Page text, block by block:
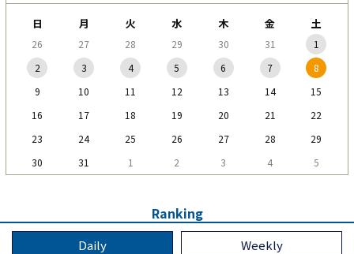
日 月 火 水 木 金 土
26 27 28 29 30 31
1
2
3 4 5 6 7
8
9
10 11 12 13 14
15
16
17 18 19 20 21
22
23
24 25 26 27 28
29
30
31 1 2 3 4 5
Ranking
Daily Weekly